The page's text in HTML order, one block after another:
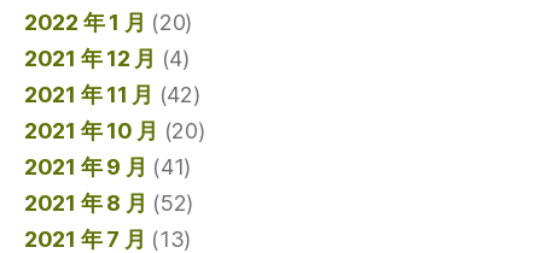
2022 年 1 月 (20)
2021 年 12 月 (4)
2021 年 11 月 (42)
2021 年 10 月 (20)
2021 年 9 月 (41)
2021 年 8 月 (52)
2021 年 7 月 (13)